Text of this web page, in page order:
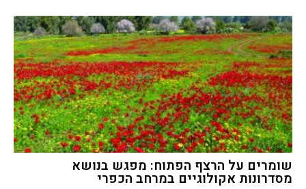
שומרים על הרצף הפתוח: מפגש בנושא
מסדרונות אקולוגיים במרחב הכפרי